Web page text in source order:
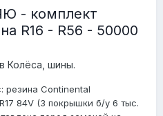
- комплект
R16 - R56 - 50000
в Колёса, шины.
резина Continental
84V (3 покрышки б/у 6 тыс.